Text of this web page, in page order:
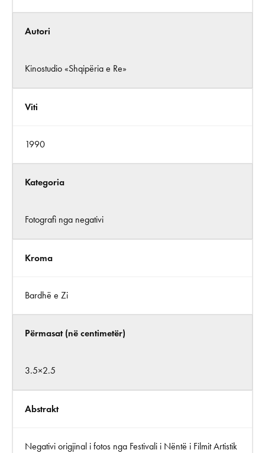
Autori
Kinostudio «Shqipëria e Re»
Viti
1990
Kategoria
Fotografi nga negativi
Kroma
Bardhë e Zi
Përmasat (në centimetër)
3.5×2.5
Abstrakt
Negativi origjinal i fotos nga Festivali i Nëntë i Filmit Artistik